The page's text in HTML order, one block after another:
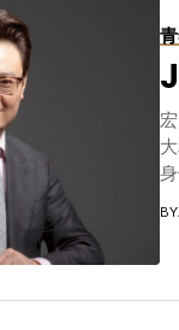
总体回暖。不管是
2018年澳洲经济
基础设施投资加速
年一定更好！ 4、
们的专题讨论中回
企业成功进入中国
的秘诀吧。对此，
料和资源都是最好
阿里巴巴等电商平
全世界独一无二的
了投资澳洲企业
BY